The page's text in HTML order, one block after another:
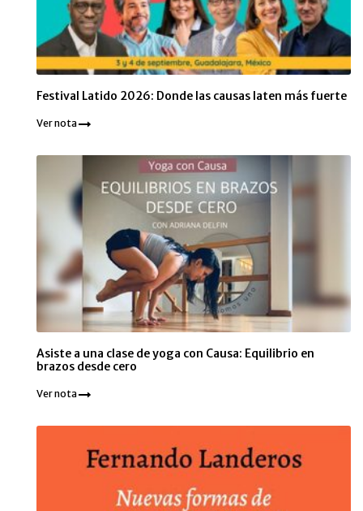
Festival Latido 2026: Donde las causas laten más fuerte
Ver nota
Asiste a una clase de yoga con Causa: Equilibrio en
brazos desde cero
Ver nota